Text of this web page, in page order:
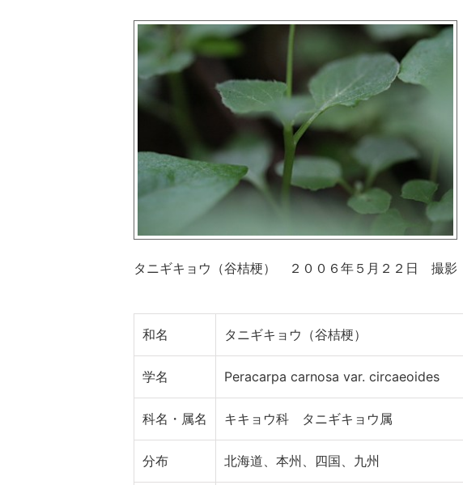
タニギキョウ（谷桔梗） ２００６年５月２２日 撮影
和名 タニギキョウ（谷桔梗）
学名 Peracarpa carnosa var. circaeoides
科名・属名 キキョウ科 タニギキョウ属
分布 北海道、本州、四国、九州